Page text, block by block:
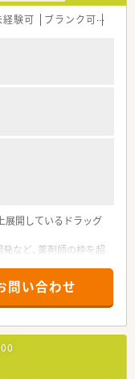
経験可 ブランク可
展開しているドラッグ
発など、薬剤師の枠を超
り、幅広く学べます。
問い合わせ